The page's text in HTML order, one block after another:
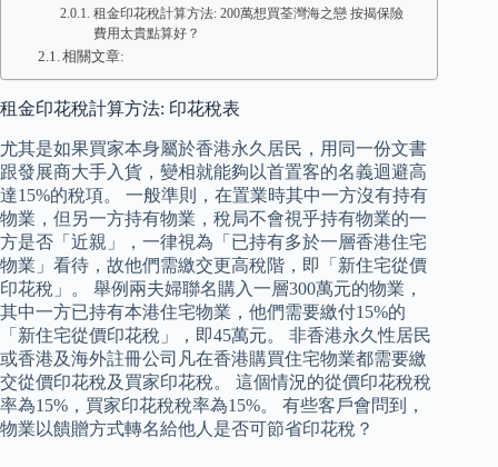
租金印花稅計算方法: 200萬想買荃灣海之戀 按揭保險
費用太貴點算好？
相關文章:
租金印花稅計算方法: 印花稅表
尤其是如果買家本身屬於香港永久居民，用同一份文書
跟發展商大手入貨，變相就能夠以首置客的名義迴避高
達15%的稅項。 一般準則，在置業時其中一方沒有持有
物業，但另一方持有物業，稅局不會視乎持有物業的一
方是否「近親」，一律視為「已持有多於一層香港住宅
物業」看待，故他們需繳交更高稅階，即「新住宅從價
印花稅」。 舉例兩夫婦聯名購入一層300萬元的物業，
其中一方已持有本港住宅物業，他們需要繳付15%的
「新住宅從價印花稅」，即45萬元。 非香港永久性居民
或香港及海外註冊公司凡在香港購買住宅物業都需要繳
交從價印花稅及買家印花稅。 這個情況的從價印花稅稅
率為15%，買家印花稅稅率為15%。 有些客戶會問到，
物業以饋贈方式轉名給他人是否可節省印花稅？